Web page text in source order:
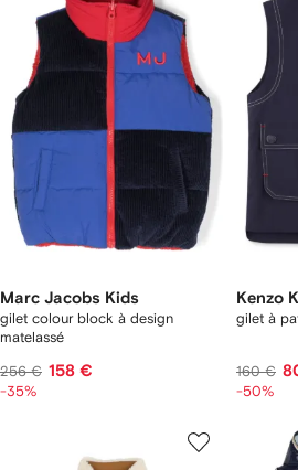
Marc Jacobs Kids
gilet colour block à design
matelassé
256 € 158 €
-35%
Kenzo
gilet à
160 €
-50%